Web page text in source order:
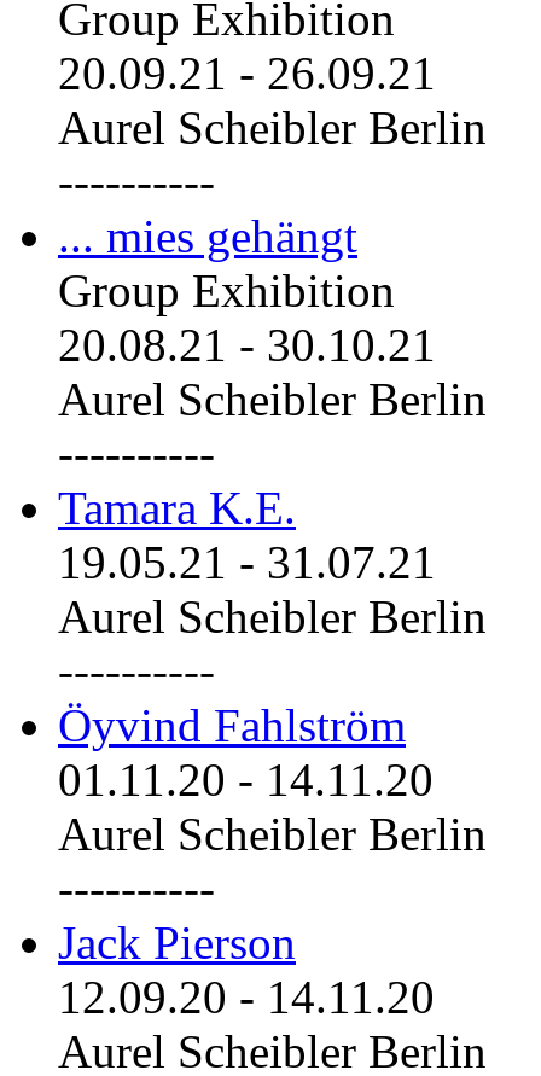
Group Exhibition
20.09.21 - 26.09.21
Aurel Scheibler Berlin
----------
... mies gehängt
Group Exhibition
20.08.21 - 30.10.21
Aurel Scheibler Berlin
----------
Tamara K.E.
19.05.21 - 31.07.21
Aurel Scheibler Berlin
----------
Öyvind Fahlström
01.11.20 - 14.11.20
Aurel Scheibler Berlin
----------
Jack Pierson
12.09.20 - 14.11.20
Aurel Scheibler Berlin